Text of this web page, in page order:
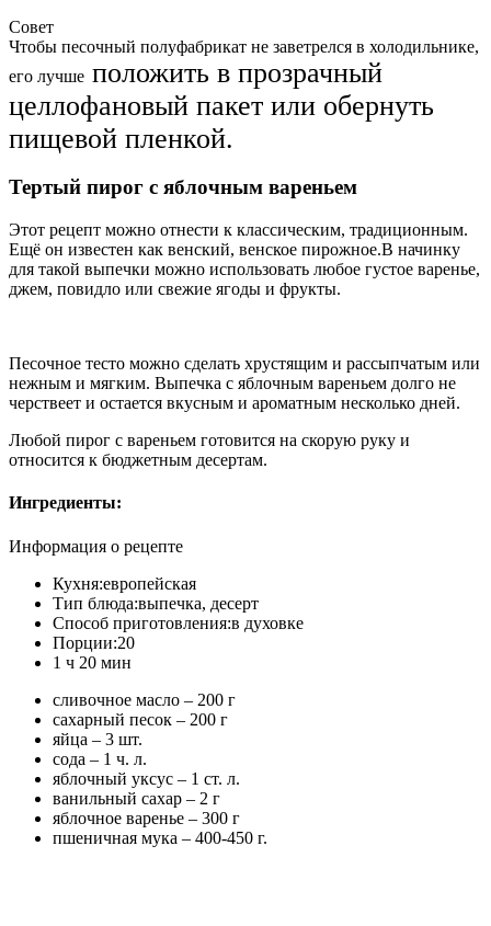
Совет
Чтобы песочный полуфабрикат не заветрелся в холодильнике,
его лучше положить в прозрачный
целлофановый пакет или обернуть
пищевой пленкой.
Тертый пирог с яблочным вареньем
Этот рецепт можно отнести к классическим, традиционным.
Ещё он известен как венский, венское пирожное.В начинку
для такой выпечки можно использовать любое густое варенье,
джем, повидло или свежие ягоды и фрукты.
Песочное тесто можно сделать хрустящим и рассыпчатым или
нежным и мягким. Выпечка с яблочным вареньем долго не
черствеет и остается вкусным и ароматным несколько дней.
Любой пирог с вареньем готовится на скорую руку и
относится к бюджетным десертам.
Ингредиенты:
Информация о рецепте
Кухня:европейская
Тип блюда:выпечка, десерт
Способ приготовления:в духовке
Порции:20
1 ч 20 мин
сливочное масло – 200 г
сахарный песок – 200 г
яйца – 3 шт.
сода – 1 ч. л.
яблочный уксус – 1 ст. л.
ванильный сахар – 2 г
яблочное варенье – 300 г
пшеничная мука – 400-450 г.